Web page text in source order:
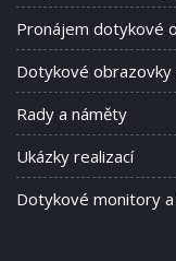
Pronájem dotykové
Dotykové
Rady a náměty
Ukázky realizací
Dotykové monitory